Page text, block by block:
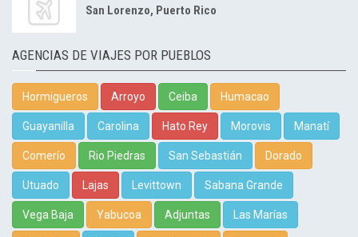
San Lorenzo, Puerto Rico
AGENCIAS DE VIAJES POR PUEBLOS
Hormigueros Arroyo Ceiba Humacao
Guayanilla Carolina Hato Rey Morovis Manatí
Comerío Rio Piedras San Sebastián Dorado
Utuado Lajas Levittown Sabana Grande
Vega Baja Yabucoa Adjuntas Las Marías